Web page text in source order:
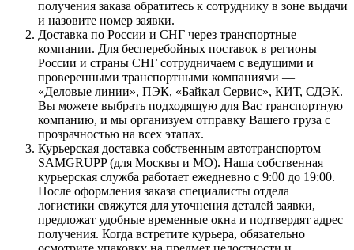
получения заказа обратитесь к сотруднику в зоне выдачи
и назовите номер заявки.
Доставка по России и СНГ через транспортные
компании. Для бесперебойных поставок в регионы
России и страны СНГ сотрудничаем с ведущими и
проверенными транспортными компаниями —
«Деловые линии», ПЭК, «Байкал Сервис», КИТ, СДЭК.
Вы можете выбрать подходящую для Вас транспортную
компанию, и мы организуем отправку Вашего груза с
прозрачностью на всех этапах.
Курьерская доставка собственным автотранспортом
SAMGRUPP (для Москвы и МО). Наша собственная
курьерская служба работает ежедневно с 9:00 до 19:00.
После оформления заказа специалисты отдела
логистики свяжутся для уточнения деталей заявки,
предложат удобные временные окна и подтвердят адрес
получения. Когда встретите курьера, обязательно